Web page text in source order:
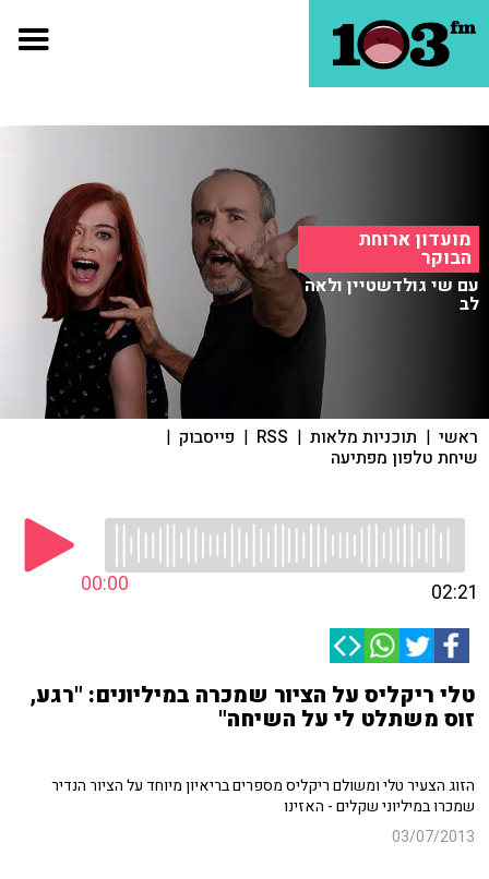
מועדון ארוחת
הבוקר
עם שי גולדשטיין ולאה
לב
ראשי | תוכניות מלאות |
RSS
| פייסבוק |
שיחת טלפון מפתיעה
00:00 02:21
טלי ריקליס על הציור שמכרה במיליונים: "רגע,
זוס משתלט לי על השיחה"
הזוג הצעיר טלי ומשולם ריקליס מספרים בריאיון מיוחד על הציור הנדיר
שמכרו במיליוני שקלים - האזינו
03/07/2013